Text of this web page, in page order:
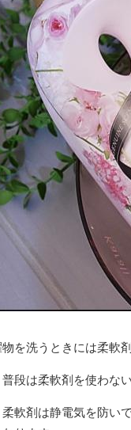
を洗うときには柔軟
段は柔軟剤を使わな
軟剤は静電気を防い